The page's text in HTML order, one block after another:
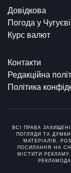
Довідкова
Погода у Чугуєві
Курс валют
Контакти
Редакційна
Політика
ВСІ ПРАВА
ПОГЛЯДИ ТА
МАТЕРІАЛІВ,
ПОСИЛАННЯ НА
МІСТИТИ